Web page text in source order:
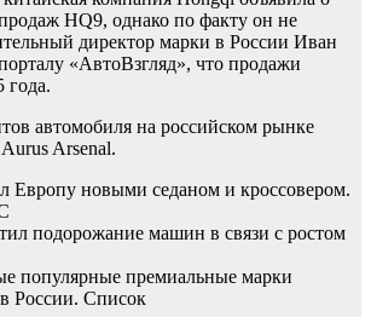
HQ9, однако по факту он не
директор марки в России Иван
«АвтоВзгляд», что продажи
года.
автомобиля на российском рынке
Arsenal.
Европу новыми седаном и кроссовером.
подорожание машин в связи с ростом
популярные премиальные марки
России. Список